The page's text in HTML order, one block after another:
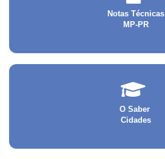
Notas Técnicas
MP-PR
O Saber
Cidades